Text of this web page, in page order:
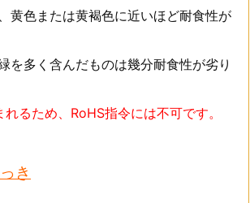
黄色または黄褐色に近いほど耐食性が
を多く含んだものは幾分耐食性が劣り
るため、RoHS指令には不可です。
き